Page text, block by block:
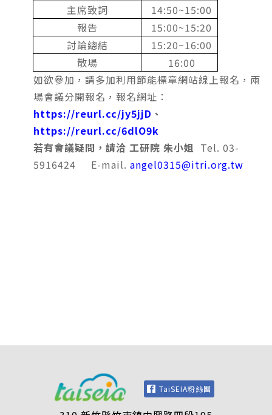
主席致詞
14:50~15:00
報告
15:00~15:20
討論總結
15:20~16:00
散場
16:00
如欲參加，請多加利用節能標章網站線上報名，兩
場會議分開報名，報名網址：
https://reurl.cc/jy5jjD 、
https://reurl.cc/6dlO9k
若有會議疑問，請洽 工研院 朱小姐 Tel. 03-
5916424 E-mail. angel0315@itri.org.tw
TaiSEIA粉絲團